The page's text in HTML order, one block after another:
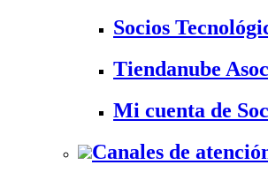
Socios
Tiendanube
Mi cuenta de
Canales de